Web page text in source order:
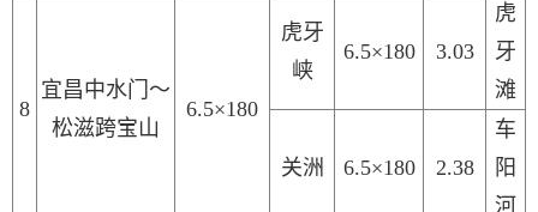
8
宜昌中水门～
松滋跨宝山
6.5×180
虎牙
峡
6.5×180 3.03
虎
牙
滩
关洲 6.5×180 2.38
车
阳
河